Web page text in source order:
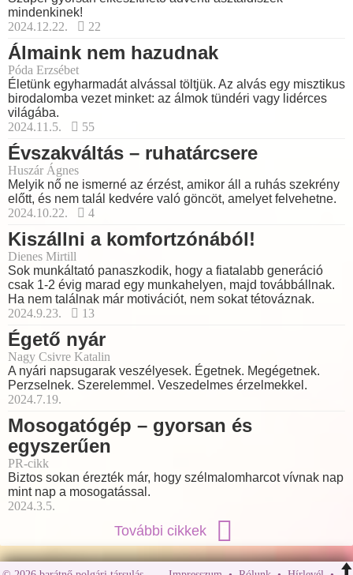
mindenkinek!
2024.12.22.
22
Álmaink nem hazudnak
Póda Erzsébet
Életünk egyharmadát alvással töltjük. Az alvás egy misztikus
birodalomba vezet minket: az álmok tündéri vagy lidérces
világába.
2024.11.5.
55
Évszakváltás – ruhatárcsere
Huszár Ágnes
Melyik nő ne ismerné az érzést, amikor áll a ruhás szekrény
előtt, és nem talál kedvére való göncöt, amelyet felvehetne.
2024.10.22.
4
Kiszállni a komfortzónából!
Dienes Mirtill
Sok munkáltató panaszkodik, hogy a fiatalabb generáció
csak 1-2 évig marad egy munkahelyen, majd továbbállnak.
Ha nem találnak már motivációt, nem sokat tétováznak.
2024.9.23.
13
Égető nyár
Nagy Csivre Katalin
A nyári napsugarak veszélyesek. Égetnek. Megégetnek.
Perzselnek. Szerelemmel. Veszedelmes érzelmekkel.
2024.7.19.
Mosogatógép – gyorsan és
egyszerűen
PR-cikk
Biztos sokan érezték már, hogy szélmalomharcot vívnak nap
mint nap a mosogatással.
2024.3.5.
További cikkek